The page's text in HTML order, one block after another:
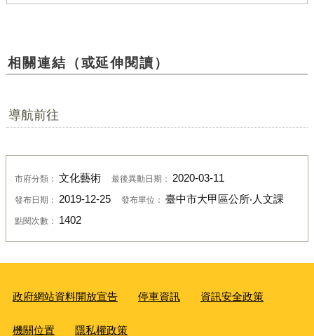
相關連結（或延伸閱讀）
導航前往
市府分類： 文化藝術 最後異動日期： 2020-03-11
發布日期： 2019-12-25 發布單位： 臺中市大甲區公所‧人文課
點閱次數： 1402
政府網站資料開放宣告 停車資訊 資訊安全政策
機關位置 隱私權政策